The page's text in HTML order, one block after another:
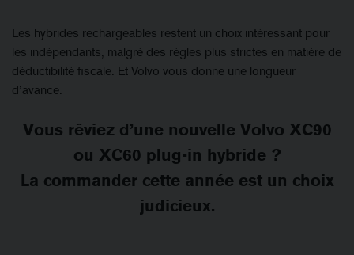
Les hybrides rechargeables restent un choix intéressant pour
les indépendants, malgré des règles plus strictes en matière de
déductibilité fiscale. Et Volvo vous donne une longueur
d’avance.
Vous rêviez d’une nouvelle Volvo XC90
ou XC60 plug-in hybride ?
La commander cette année est un choix
judicieux.